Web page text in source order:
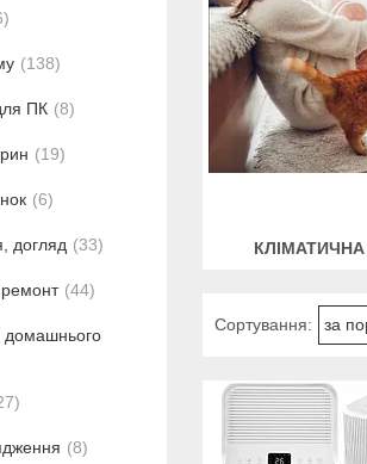
КЛІМАТИЧНА
138
ПК 8
19
6
догляд 33
ремонт 44
домашнього
8